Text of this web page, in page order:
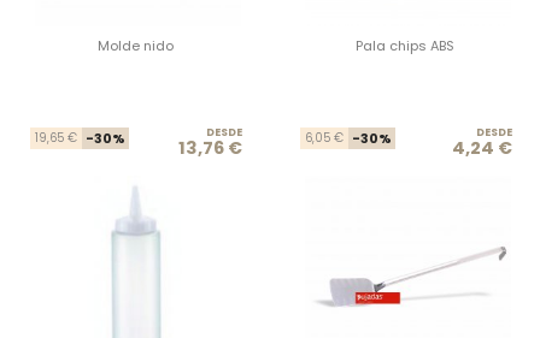
Molde nido
Precio base
19,65 € -30% Precio
DESDE
13,76 €
Pala chips ABS
6,05 € -30% DESDE
4,24 €